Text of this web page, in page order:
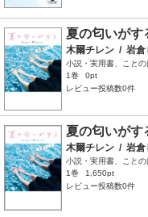
夏の匂いがす
木爾チレン / 岩倉
小説・実用書、ことの
1巻
0pt
レビュー投稿数0件
夏の匂いがす
木爾チレン / 岩倉
小説・実用書、ことの
1巻
1,650pt
レビュー投稿数0件